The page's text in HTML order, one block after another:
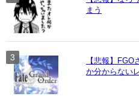
まう
【悲報】
か分からない